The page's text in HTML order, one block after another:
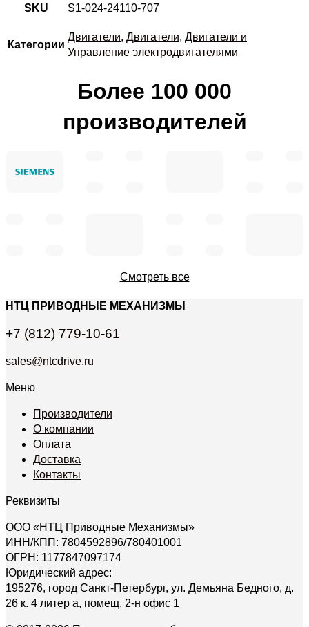
SKU S1-024-24110-707
Категории
Двигатели, Двигатели, Двигатели и
Управление электродвигателями
Более 100 000
производителей
Смотреть все
НТЦ ПРИВОДНЫЕ МЕХАНИЗМЫ
+7 (812) 779-10-61
sales@ntcdrive.ru
Меню
Производители
О компании
Оплата
Доставка
Контакты
Реквизиты
ООО «НТЦ Приводные Механизмы»
ИНН/КПП: 7804592896/780401001
ОГРН: 1177847097174
Юридический адрес:
195276, город Санкт-Петербург, ул. Демьяна Бедного, д.
26 к. 4 литер а, помещ. 2-н офис 1